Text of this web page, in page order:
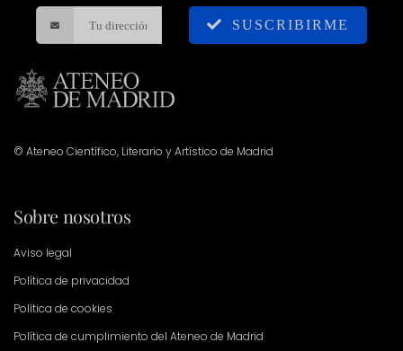
SUSCRIBIRME
© Ateneo Científico, Literario y Artístico de Madrid
Sobre nosotros
Aviso legal
Política de privacidad
Política de cookies
Política de cumplimiento del Ateneo de Madrid